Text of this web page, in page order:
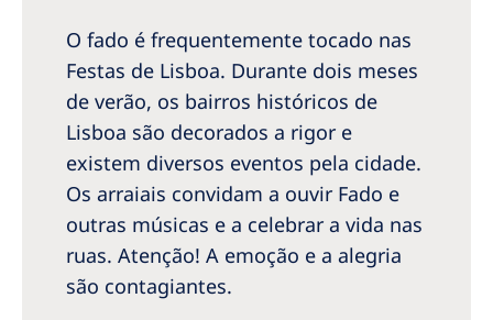
O fado é frequentemente tocado nas
Festas de Lisboa. Durante dois meses
de verão, os bairros históricos de
Lisboa são decorados a rigor e
existem diversos eventos pela cidade.
Os arraiais convidam a ouvir Fado e
outras músicas e a celebrar a vida nas
ruas. Atenção! A emoção e a alegria
são contagiantes.